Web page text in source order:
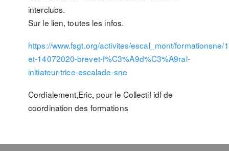
interclubs.
Sur le lien, toutes les infos.
https://www.fsgt.org/activites/escal_mont/formationsne/
et-14072020-brevet-f%C3%A9d%C3%A9ral-
initiateur-trice-escalade-sne
Cordialement,Eric, pour le Collectif idf de
coordination des formations